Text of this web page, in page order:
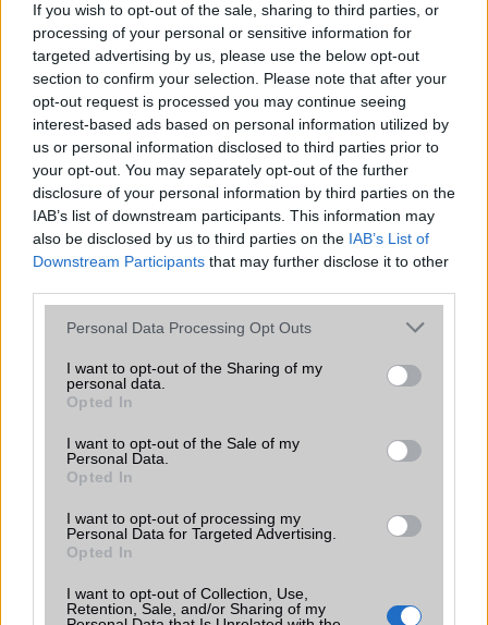
If you wish to opt-out of the sale, sharing to third parties, or
processing of your personal or sensitive information for
targeted advertising by us, please use the below opt-out
section to confirm your selection. Please note that after your
opt-out request is processed you may continue seeing
interest-based ads based on personal information utilized by
us or personal information disclosed to third parties prior to
your opt-out. You may separately opt-out of the further
disclosure of your personal information by third parties on the
IAB’s list of downstream participants. This information may
also be disclosed by us to third parties on the IAB’s List of
Downstream Participants that may further disclose it to other
Please note that this website/app uses one or more Google
not limited to your visit or usage behaviour. You may click to
grant or deny consent to Google and its third-party tags to
use your data for below specified purposes in below Google
consent section.
Personal Data Processing Opt Outs
I want to opt-out of the Sharing of my
personal data.
Opted In
I want to opt-out of the Sale of my
Personal Data.
Opted In
I want to opt-out of processing my
Personal Data for Targeted Advertising.
Opted In
I want to opt-out of Collection, Use,
Retention, Sale, and/or Sharing of my
funkció, amely észrevétlenül könnyíti
meg a mindennapokat
2026.06.14| Android Police
Sok felhasználó külön alkalmazásokra esküszik, pedig az
Android már évek óta olyan intelligens funkciókat kínál,
amelyek maguktól dolgoznak a háttérben.
Ez a rejtett Samsung funkció teljesen
megváltoztatja a mobilhasználatot –
sokan mégsem tudnak róla
2026.07.12 | Android Central
jelentősen felgyorsítja a mindennapi használatot,
miközben a Pixel telefonokból továbbra is hiányzik.
KAPCSOLÓDÓ HÍREK
Nokia: jövő héten itt a Belle (bocs, mégsem)
Az Angry Birds jobb mint a Twitter
Sony: itt a Timescape vége